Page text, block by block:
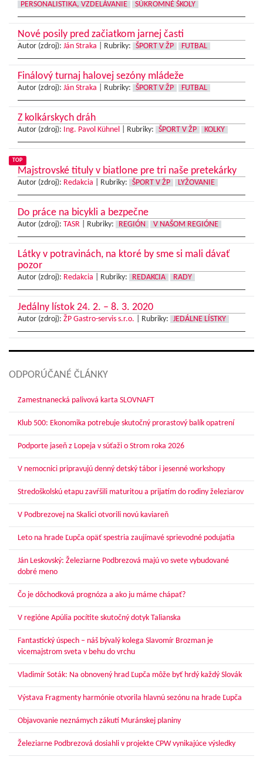
PERSONALISTIKA, VZDELÁVANIE
SÚKROMNÉ ŠKOLY
Nové posily pred začiatkom jarnej časti
Autor (zdroj): Ján Straka Rubriky: ŠPORT V ŽP FUTBAL
Finálový turnaj halovej sezóny mládeže
Autor (zdroj): Ján Straka Rubriky: ŠPORT V ŽP FUTBAL
Z kolkárskych dráh
Autor (zdroj): Ing. Pavol Kühnel Rubriky: ŠPORT V ŽP KOLKY
TOP
Majstrovské tituly v biatlone pre tri naše pretekárky
Autor (zdroj): Redakcia Rubriky: ŠPORT V ŽP LYŽOVANIE
Do práce na bicykli a bezpečne
Autor (zdroj): TASR Rubriky: REGIÓN V NAŠOM REGIÓNE
Látky v potravinách, na ktoré by sme si mali dávať
pozor
Autor (zdroj): Redakcia Rubriky: REDAKCIA RADY
Jedálny lístok 24. 2. – 8. 3. 2020
Autor (zdroj): ŽP Gastro-servis s.r.o. Rubriky: JEDÁLNE LÍSTKY
ODPORÚČANÉ ČLÁNKY
Zamestnanecká palivová karta SLOVNAFT
Klub 500: Ekonomika potrebuje skutočný prorastový balík opatrení
Podporte jaseň z Lopeja v súťaži o Strom roka 2026
V nemocnici pripravujú denný detský tábor i jesenné workshopy
Stredoškolskú etapu zavŕšili maturitou a prijatím do rodiny železiarov
V Podbrezovej na Skalici otvorili novú kaviareň
Leto na hrade Ľupča opäť spestria zaujímavé sprievodné podujatia
Ján Leskovský: Železiarne Podbrezová majú vo svete vybudované
dobré meno
Čo je dôchodková prognóza a ako ju máme chápať?
V regióne Apúlia pocítite skutočný dotyk Talianska
Fantastický úspech – náš bývalý kolega Slavomír Brozman je
vicemajstrom sveta v behu do vrchu
Vladimír Soták: Na obnovený hrad Ľupča môže byť hrdý každý Slovák
Výstava Fragmenty harmónie otvorila hlavnú sezónu na hrade Ľupča
Objavovanie neznámych zákutí Muránskej planiny
Železiarne Podbrezová dosiahli v projekte CPW vynikajúce výsledky